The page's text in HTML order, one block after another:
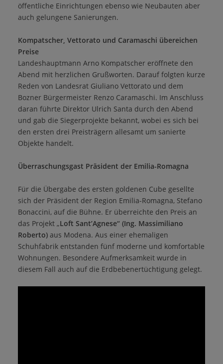
öffentliche Einrichtungen ebenso wie Neubauten aber
auch gelungene Sanierungen.
Kompatscher, Vettorato und Caramaschi übereichen
Preise
Landeshauptmann Arno Kompatscher eröffnete den
Abend mit herzlichen Grußworten. Darauf folgten kurze
Reden von Landesrat Giuliano Vettorato und dem
Bozner Bürgermeister Renzo Caramaschi. Im Anschluss
daran führte Direktor Ulrich Santa durch den Abend
und gab die Siegerprojekte bekannt, wobei es sich bei
den ersten drei Preisträgern allesamt um sanierte
Objekte handelt.
Überraschungsgast Präsident der Emilia-Romagna
Für die Übergabe des ersten goldenen Cube gesellte
sich der Präsident der Region Emilia-Romagna, Stefano
Bonaccini, auf die Bühne. Er überreichte den Preis an
das Projekt „Loft Sant’Agnese“ (Ing. Massimiliano
Roberto)aus Modena. Aus einer ehemaligen
Schuhfabrik entstanden fünf moderne und komfortable
Wohnungen. Besondere Aufmerksamkeit wurde in
diesem Fall auch auf die Erdbebenertüchtigung gelegt.